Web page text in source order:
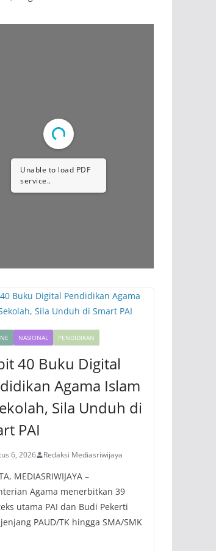
Unable to load PDF
service..
NASIONAL PENDIDIKAN
40 Buku Digital
Agama Islam
Sila Unduh di
PAI
6, 2026 Redaksi Mediasriwijaya
MEDIASRIWIJAYA –
Agama menerbitkan 39
utama PAI dan Budi Pekerti
PAUD/TK hingga SMA/SMK